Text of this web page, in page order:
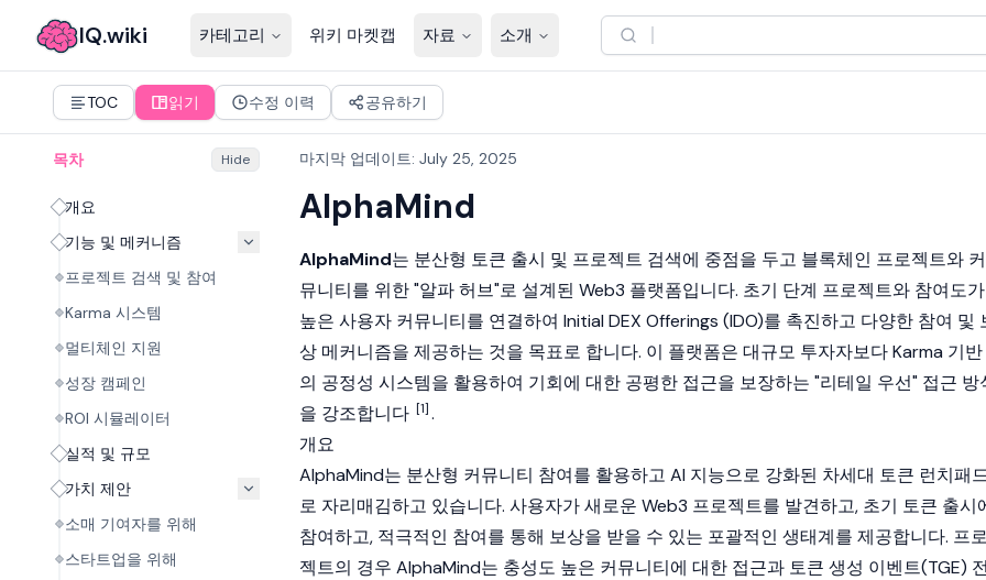
IQ.wiki 카테고리 위키 마켓캡 자료 소개
TOC 읽기 수정 이력 공유하기
목차 Hide
개요
기능 및 메커니즘
프로젝트 검색 및 참여
Karma 시스템
멀티체인 지원
성장 캠페인
ROI 시뮬레이터
실적 및 규모
가치 제안
소매 기여자를 위해
스타트업을 위해
마지막 업데이트: July 25, 2025
AlphaMind
AlphaMind는 분산형 토큰 출시 및 프로젝트 검색에 중점을 두고 블록체인 프로젝트와 커
뮤니티를 위한 "알파 허브"로 설계된 Web3 플랫폼입니다. 초기 단계 프로젝트와 참여도가
높은 사용자 커뮤니티를 연결하여 Initial DEX Offerings (IDO)를 촉진하고 다양한 참여 및
상 메커니즘을 제공하는 것을 목표로 합니다. 이 플랫폼은 대규모 투자자보다 Karma 기반
의 공정성 시스템을 활용하여 기회에 대한 공평한 접근을 보장하는 "리테일 우선" 접근 방
을 강조합니다 [1].
개요
AlphaMind는 분산형 커뮤니티 참여를 활용하고 AI 지능으로 강화된 차세대 토큰 런치패
로 자리매김하고 있습니다. 사용자가 새로운 Web3 프로젝트를 발견하고, 초기 토큰 출시
참여하고, 적극적인 참여를 통해 보상을 받을 수 있는 포괄적인 생태계를 제공합니다. 프
젝트의 경우 AlphaMind는 충성도 높은 커뮤니티에 대한 접근과 토큰 생성 이벤트(TGE)